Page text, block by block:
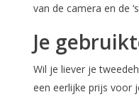
van de camera en de
Je
Wil je liever je
een eerlijke prijs voor